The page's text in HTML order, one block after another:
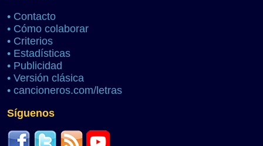
• Contacto
• Cómo colaborar
• Criterios
• Estadísticas
• Publicidad
• Versión clásica
• cancioneros.com/letras
Síguenos